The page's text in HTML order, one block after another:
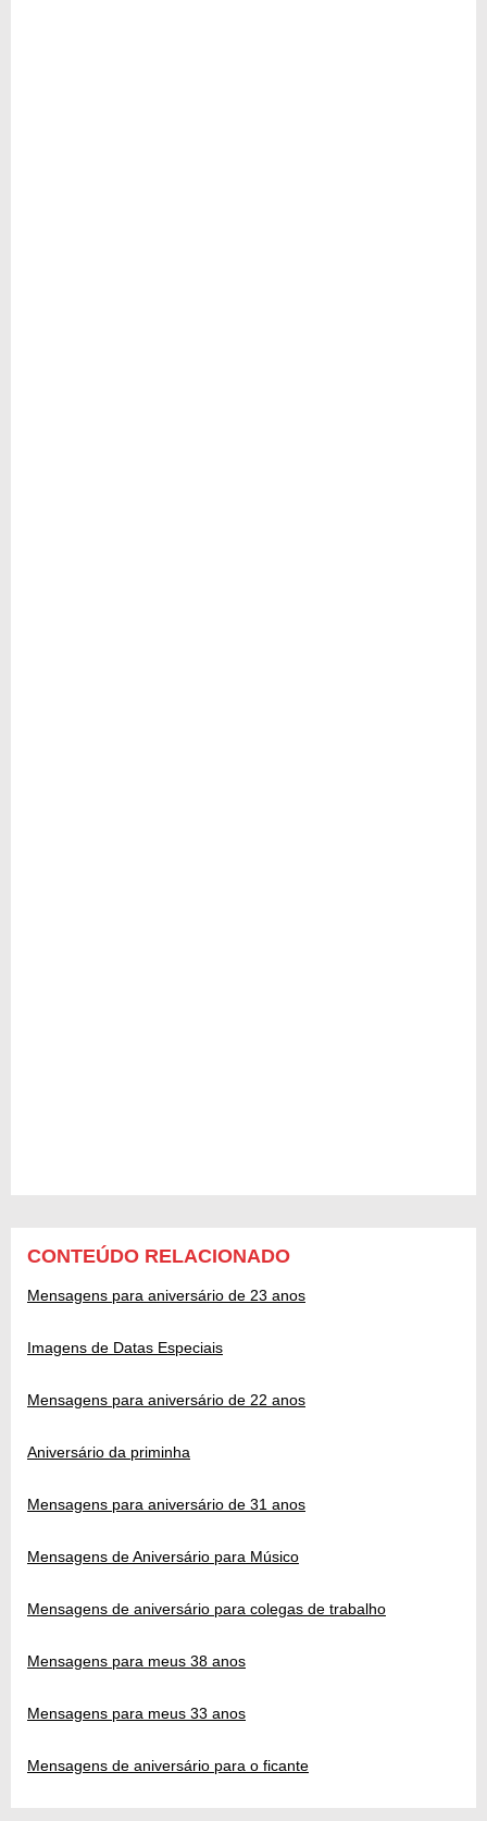
CONTEÚDO RELACIONADO
Mensagens para aniversário de 23 anos
Imagens de Datas Especiais
Mensagens para aniversário de 22 anos
Aniversário da priminha
Mensagens para aniversário de 31 anos
Mensagens de Aniversário para Músico
Mensagens de aniversário para colegas de trabalho
Mensagens para meus 38 anos
Mensagens para meus 33 anos
Mensagens de aniversário para o ficante